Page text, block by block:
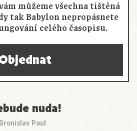
můžeme všechna tištěná
tak Babylon nepropásnete
celého časopisu.
nuda!
Bronislav Poul